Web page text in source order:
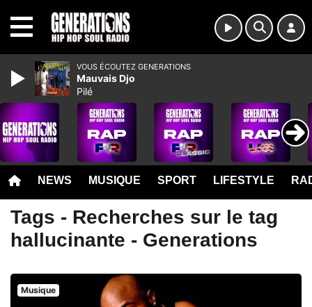
NEWS MUSIQUE SPORT LIFESTYLE
Tags - Recherches sur le tag
hallucinante - Generations
Musique
VOUS ÉCOUTEZ GENERATIONS
Mauvais Djo
Pilé